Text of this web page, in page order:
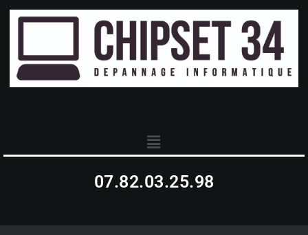
07.82.03.25.98